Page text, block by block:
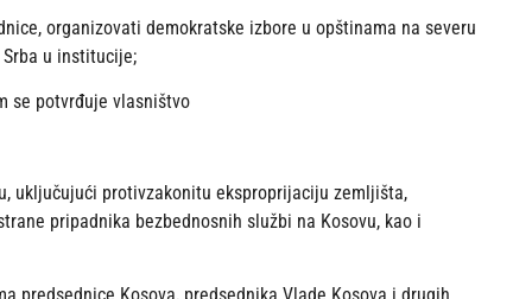
organizovati demokratske izbore u opštinama na severu
u institucije;
se potvrđuje vlasništvo
uključujući protivzakonitu eksproprijaciju zemljišta,
pripadnika bezbednosnih službi na Kosovu, kao i